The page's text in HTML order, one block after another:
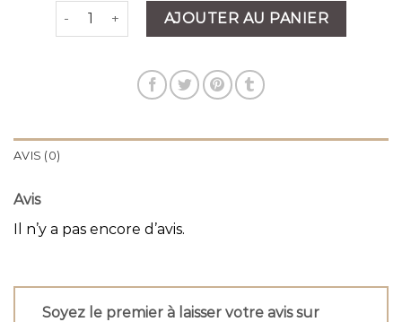
quantité de créole en orAJOUTER AU PANIER
AVIS (0)
Avis
Il n’y a pas encore d’avis.
Soyez le premier à laisser votre avis sur